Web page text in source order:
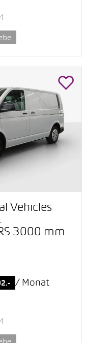
Vehicles
3000 mm
/ Monat